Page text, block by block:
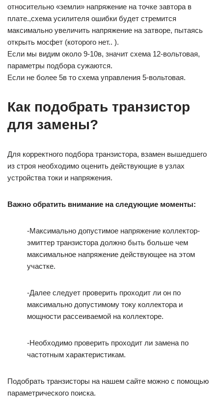
относительно «земли» напряжение на точке завтора в
плате.,схема усилителя ошибки будет стремится
максимально увеличить напряжение на затворе, пытаясь
открыть мосфет (которого нет.. ).
Если мы видим около 9-10в, значит схема 12-вольтовая,
параметры подбора сужаются.
Если не более 5в то схема управления 5-вольтовая.
Как подобрать транзистор
для замены?
Для корректного подбора транзистора, взамен вышедшего
из строя необходимо оценить действующие в узлах
устройства токи и напряжения.
Важно обратить внимание на следующие моменты:
-Максимально допустимое напряжение коллектор-
эмиттер транзистора должно быть больше чем
максимальное напряжение действующее на этом
участке.
-Далее следует проверить проходит ли он по
максимально допустимому току коллектора и
мощности рассеиваемой на коллекторе.
-Необходимо проверить проходит ли замена по
частотным характеристикам.
Подобрать транзисторы на нашем сайте можно с помощью
параметрического поиска.